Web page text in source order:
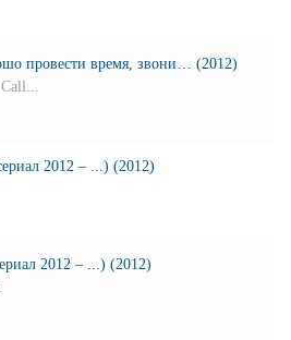
провести время, звони… (2012)
2012 – ...) (2012)
2012 – ...) (2012)